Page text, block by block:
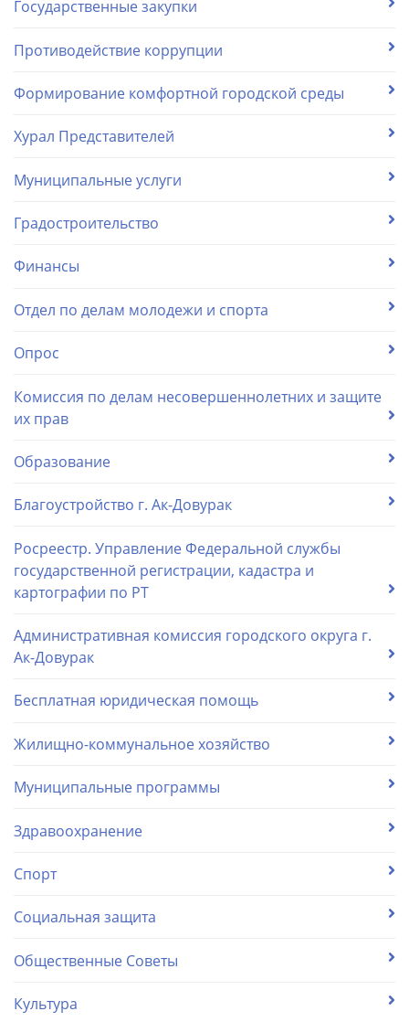
Государственные закупки
Противодействие коррупции
Формирование комфортной городской среды
Хурал Представителей
Муниципальные услуги
Градостроительство
Финансы
Отдел по делам молодежи и спорта
Опрос
Комиссия по делам несовершеннолетних и защите
их прав
Образование
Благоустройство г. Ак-Довурак
Росреестр. Управление Федеральной службы
государственной регистрации, кадастра и
картографии по РТ
Административная комиссия городского округа г.
Ак-Довурак
Бесплатная юридическая помощь
Жилищно-коммунальное хозяйство
Муниципальные программы
Здравоохранение
Спорт
Социальная защита
Общественные Советы
Культура